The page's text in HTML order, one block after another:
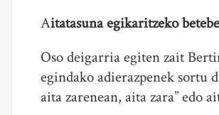
Aitatasuna egikaritzeko
Oso deigarria egiten zait
egindako adierazpenek sortu
aita zarenean, aita zara” edo